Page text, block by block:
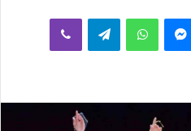
ماسنجر واتساب تيلقرام ڤايبر